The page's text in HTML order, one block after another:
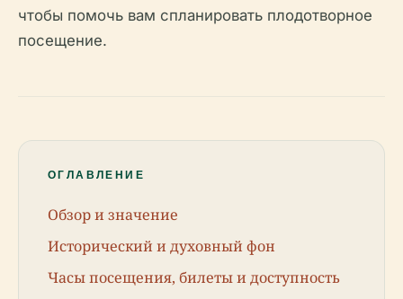
чтобы помочь вам спланировать плодотворное
посещение.
ОГЛАВЛЕНИЕ
Обзор и значение
Исторический и духовный фон
Часы посещения, билеты и доступность